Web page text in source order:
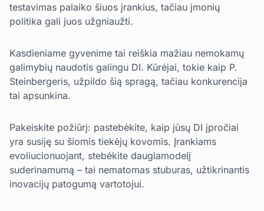
testavimas palaiko šiuos įrankius, tačiau įmonių
politika gali juos užgniaužti.
Kasdieniame gyvenime tai reiškia mažiau nemokamų
galimybių naudotis galingu DI. Kūrėjai, tokie kaip P.
Steinbergeris, užpildo šią spragą, tačiau konkurencija
tai apsunkina.
Pakeiskite požiūrį: pastebėkite, kaip jūsų DI įpročiai
yra susiję su šiomis tiekėjų kovomis. Įrankiams
evoliucionuojant, stebėkite daugiamodelį
suderinamumą – tai nematomas stuburas, užtikrinantis
inovacijų patogumą vartotojui.